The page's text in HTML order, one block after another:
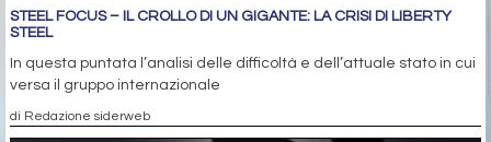
STEEL FOCUS – IL CROLLO DI UN GIGANTE: LA CRISI DI LIBERTY
STEEL
In questa puntata l’analisi delle difficoltà e dell’attuale stato in cui
versa il gruppo internazionale
di Redazione siderweb